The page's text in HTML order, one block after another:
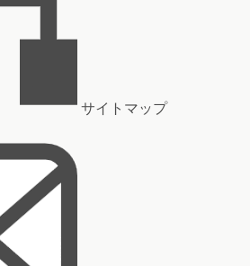
サイトマップ